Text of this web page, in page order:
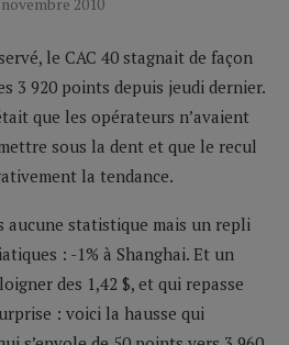
le CAC 40 stagnait de façon
3 920 points depuis jeudi dernier.
que les opérateurs n’avaient
sous la dent et que le recul
la tendance.
aucune statistique mais un repli
: -1% à Shanghai. Et un
des 1,42 $, et qui repasse
: voici la hausse qui